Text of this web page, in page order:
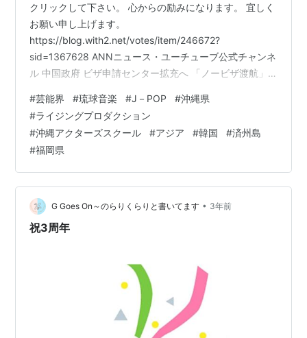
クリックして下さい。 心からの励みになります。 宜しく
お願い申し上げます。
https://blog.with2.net/votes/item/246672?
sid=1367628 ANNニュース・ユーチューブ公式チャンネ
ル 中国政府 ビザ申請センター拡充へ 「ノービザ渡航」
ぶりに渡航した中国は 「デジタル・ガラパゴス」だっ
た。 オンライン化と実名制徹底 外国籍旅行者は実質排除
https://www.businessinsider.jp/post-272781 聯合ニュー
ス 韓国・済州島 外国観光客が急速に回復 最多は中国
https:…
#芸能界 #琉球音楽 #J－POP #沖縄県
#ライジングプロダクション
#沖縄アクターズスクール #アジア #韓国 #済州島
#福岡県
G Goes On～のらりくらりと書いてます • 3年前
祝3周年